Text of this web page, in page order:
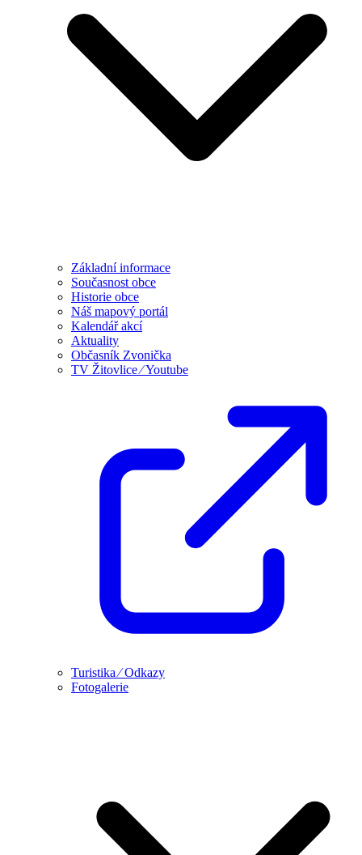
Základní informace
Současnost obce
Historie obce
Náš mapový portál
Kalendář akcí
Aktuality
Občasník Zvonička
TV Žitovlice ⁄ Youtube
Turistika ⁄ Odkazy
Fotogalerie